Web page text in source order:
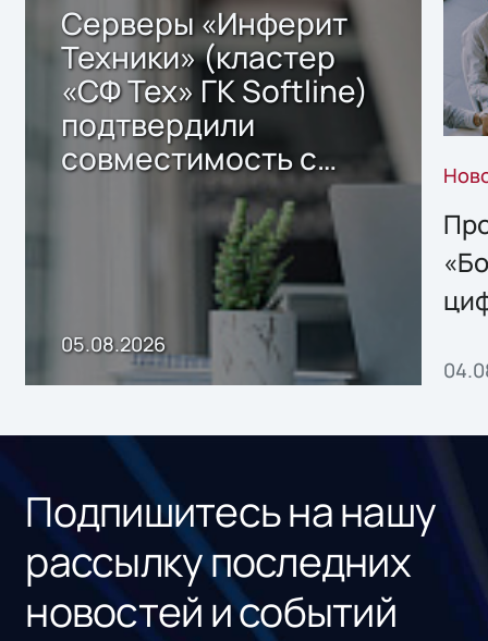
Серверы «Инферит
Техники» (кластер
«СФ Тех» ГК Softline)
подтвердили
совместимость с
решением Sharx
Storage 2.x для
хранения данных
05.08.2026
Подпишитесь на нашу
рассылку последних
новостей и событий